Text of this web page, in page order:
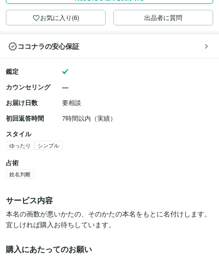
お気に入り(6) 出品者に質問
ココナラの安心保証
鑑定
カウンセリング
お届け日数
要相談
初回返答時間
7時間以内（実績）
スタイル
ゆったり シンプル
占術
姓名判断
サービス内容
本名の画数が悪いかたの、そのかたの本名をもとに名付けします。
宜しければ購入お待ちしています。
購入にあたってのお願い